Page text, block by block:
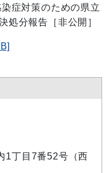
症対策のための県立
処分報告［非公開］
1丁目7番52号（西